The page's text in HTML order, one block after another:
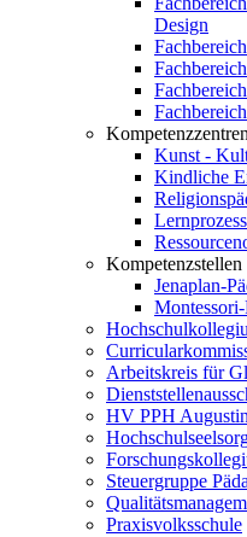
Design
Kompetenzzentren
Kunst -
Kindliche
Kompetenzstellen
Jenaplan-
Arbeitskreis für
HV PPH
Steuergruppe
Praxisvolksschule